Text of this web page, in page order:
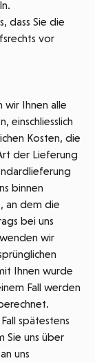
dass Sie die
vor
wir Ihnen alle
einschliesslich
Kosten, die
der Lieferung
binnen
an dem die
bei uns
wir
Ihnen wurde
Fall werden
spätestens
Sie uns über
uns